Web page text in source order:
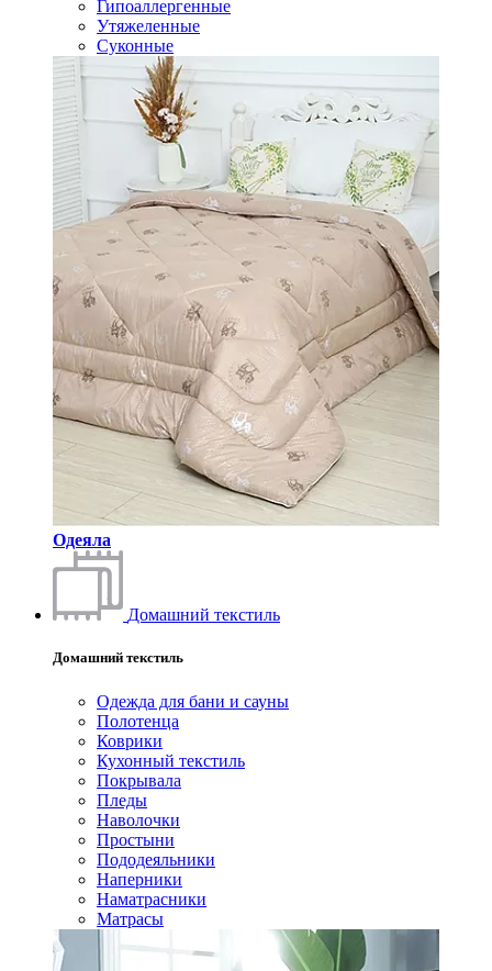
Гипоаллергенные
Утяжеленные
Суконные
Одеяла
Домашний текстиль
Домашний текстиль
Одежда для бани и сауны
Полотенца
Коврики
Кухонный текстиль
Покрывала
Пледы
Наволочки
Простыни
Пододеяльники
Наперники
Наматрасники
Матрасы